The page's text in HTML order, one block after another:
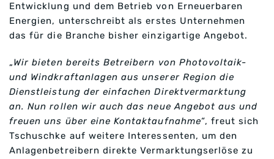
Entwicklung und dem Betrieb von Erneuerbaren
Energien, unterschreibt als erstes Unternehmen
das für die Branche bisher einzigartige Angebot.
„Wir bieten bereits Betreibern von Photovoltaik-
und Windkraftanlagen aus unserer Region die
Dienstleistung der einfachen Direktvermarktung
an. Nun rollen wir auch das neue Angebot aus und
freuen uns über eine Kontaktaufnahme“, freut sich
Tschuschke auf weitere Interessenten, um den
Anlagenbetreibern direkte Vermarktungserlöse zu